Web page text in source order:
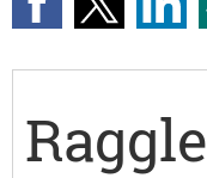
Raggle